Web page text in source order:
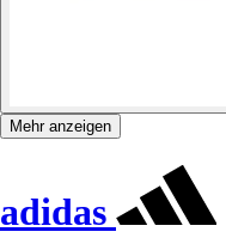
Mehr anzeigen
adidas